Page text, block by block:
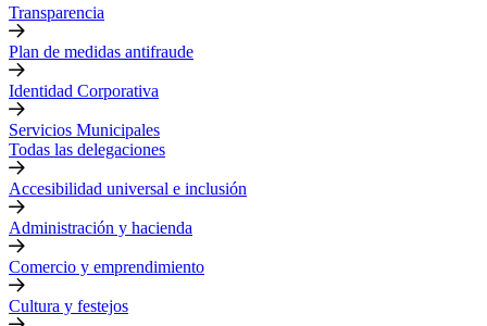
Transparencia
Plan de medidas antifraude
Identidad Corporativa
Servicios Municipales
Todas las delegaciones
Accesibilidad universal e inclusión
Administración y hacienda
Comercio y emprendimiento
Cultura y festejos